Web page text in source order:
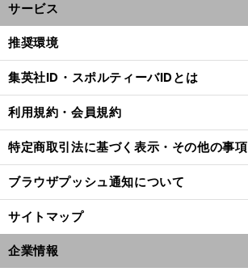
サービス
推奨環境
集英社ID・スポルティーバIDとは
利用規約・会員規約
特定商取引法に基づく表示・その他の事項
ブラウザプッシュ通知について
サイトマップ
企業情報